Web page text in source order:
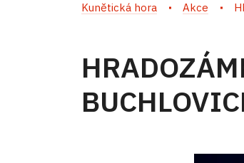
Kunětická hora Akce